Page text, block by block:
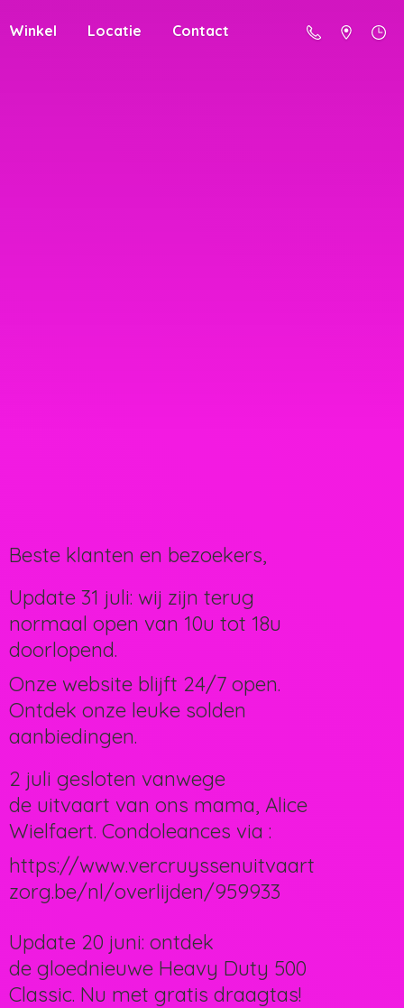
Winkel Locatie Contact
Beste klanten en bezoekers,
Update 31 juli: wij zijn terug
normaal open van 10u tot 18u
doorlopend.
Onze website blijft 24/7 open.
Ontdek onze leuke solden
aanbiedingen.
2 juli gesloten vanwege
de uitvaart van ons mama, Alice
Wielfaert. Condoleances via :
https://www.vercruyssenuitvaart
zorg.be/nl/overlijden/959933
Update 20 juni: ontdek
de gloednieuwe Heavy Duty 500
Classic. Nu met gratis draagtas!